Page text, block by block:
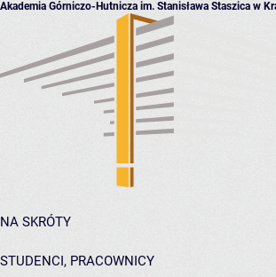
Akademia Górniczo-Hutnicza im. Stanisława Staszica w
NA SKRÓTY
STUDENCI, PRACOWNICY